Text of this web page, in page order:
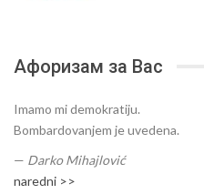
Афоризам за Вас
Imamo mi demokratiju.
Bombardovanjem je uvedena.
— Darko Mihajlović
naredni >>